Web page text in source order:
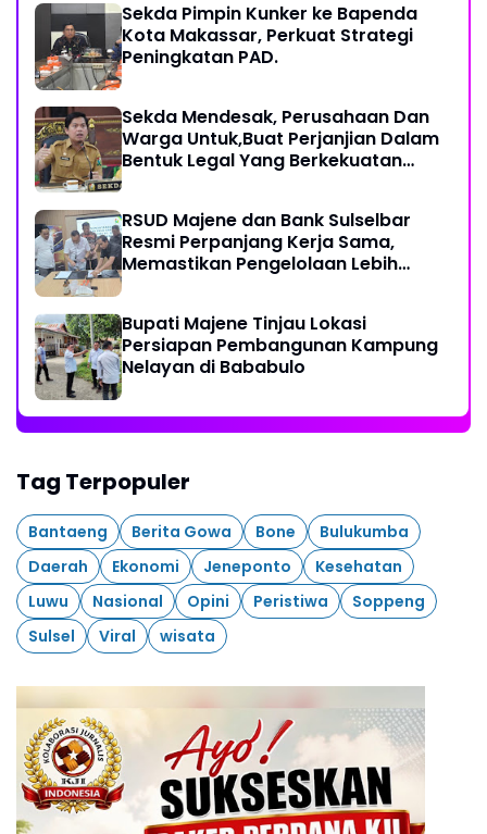
Sekda Pimpin Kunker ke Bapenda
Kota Makassar, Perkuat Strategi
Peningkatan PAD.
Sekda Mendesak, Perusahaan Dan
Warga Untuk,Buat Perjanjian Dalam
Bentuk Legal Yang Berkekuatan
RSUD Majene dan Bank Sulselbar
Resmi Perpanjang Kerja Sama,
Memastikan Pengelolaan Lebih
Bupati Majene Tinjau Lokasi
Persiapan Pembangunan Kampung
Nelayan di Bababulo
Tag Terpopuler
Bantaeng Berita Gowa Bone
Bulukumba
Daerah
Ekonomi Jeneponto
Kesehatan
Luwu
Nasional Opini Peristiwa
Soppeng
Sulsel
Viral wisata